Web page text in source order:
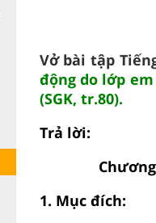
Vở bài tập
động do lớp
(SGK, tr.80).
Trả lời:
1. Mục đích: